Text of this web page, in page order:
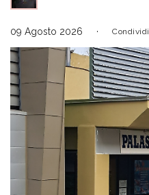
09 Agosto 2026 Condividi